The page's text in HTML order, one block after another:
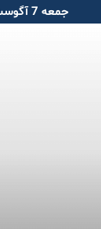
جمعه 7 آگوست 2026